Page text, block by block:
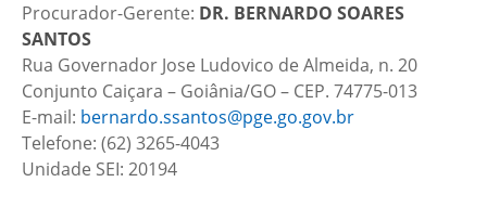
Procurador-Gerente: DR. BERNARDO SOARES
SANTOS
Rua Governador Jose Ludovico de Almeida, n. 20
Conjunto Caiçara – Goiânia/GO – CEP. 74775-013
E-mail: bernardo.ssantos@pge.go.gov.br
Telefone: (62) 3265-4043
Unidade SEI: 20194